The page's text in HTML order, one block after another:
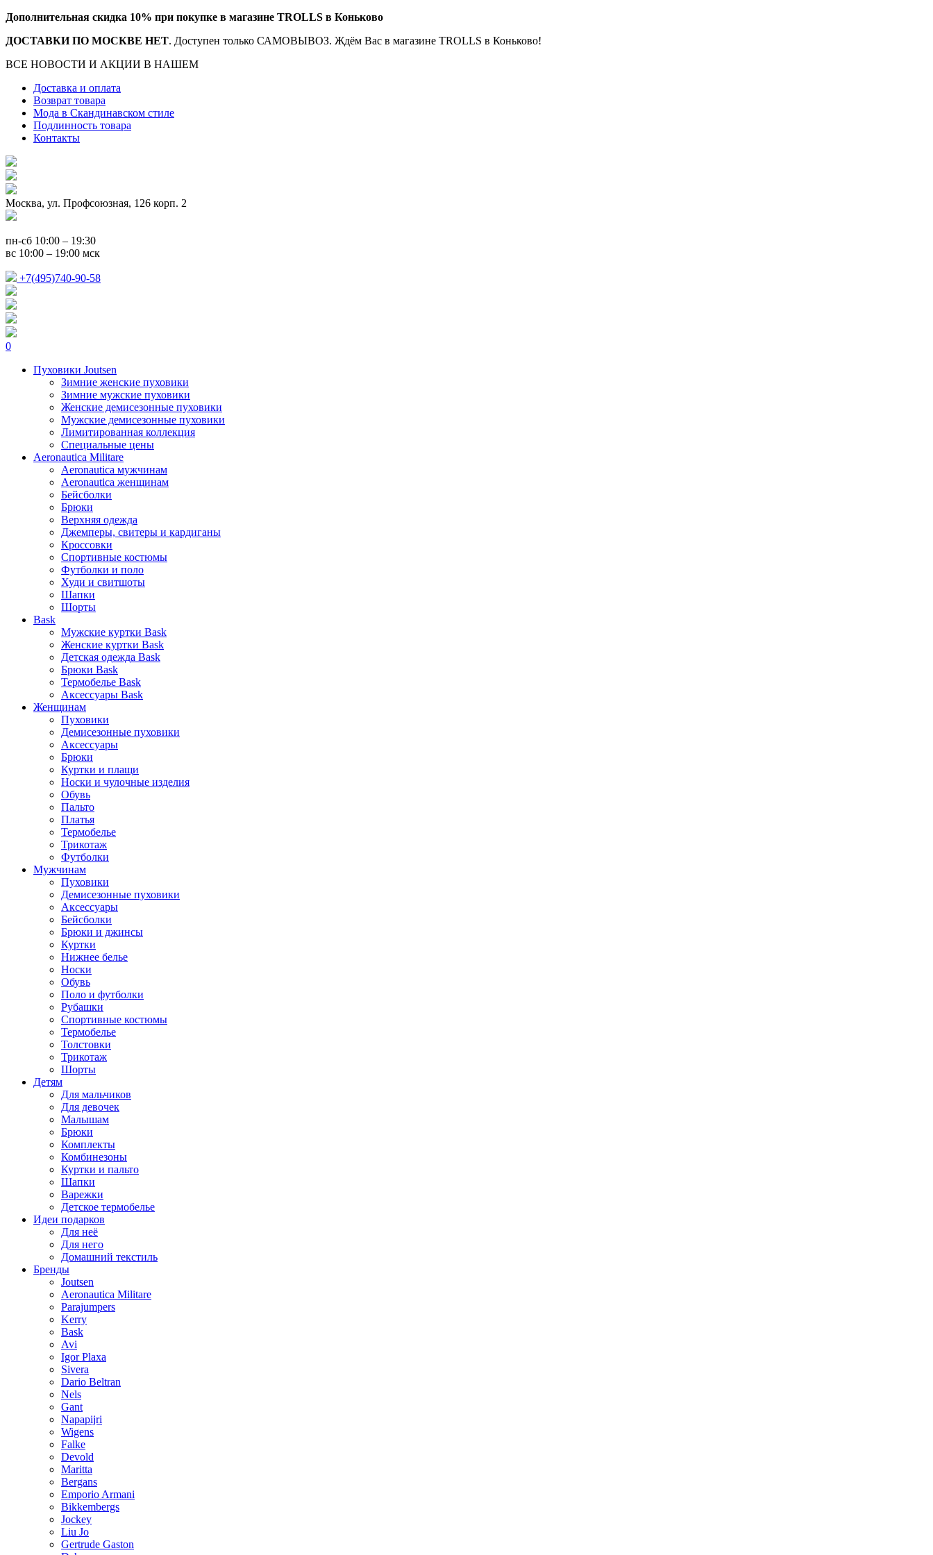
Дополнительная скидка 10% при покупке в магазине TROLLS в Коньково
ДОСТАВКИ ПО МОСКВЕ НЕТ. Доступен только САМОВЫВОЗ. Ждём Вас в магазине TROLLS в Коньково!
ВСЕ НОВОСТИ И АКЦИИ В НАШЕМ
Доставка и оплата
Возврат товара
Мода в Скандинавском стиле
Подлинность товара
Контакты
Москва, ул. Профсоюзная, 126 корп. 2
пн-сб 10:00 – 19:30
вс 10:00 – 19:00 мск
+7(495)740-90-58
0
Пуховики Joutsen
Зимние женские пуховики
Зимние мужские пуховики
Женские демисезонные пуховики
Мужские демисезонные пуховики
Лимитированная коллекция
Специальные цены
Aeronautica Militare
Aeronautica мужчинам
Aeronautica женщинам
Бейсболки
Брюки
Верхняя одежда
Джемперы, свитеры и кардиганы
Кроссовки
Спортивные костюмы
Футболки и поло
Худи и свитшоты
Шапки
Шорты
Bask
Мужские куртки Bask
Женские куртки Bask
Детская одежда Bask
Брюки Bask
Термобелье Bask
Аксессуары Bask
Женщинам
Пуховики
Демисезонные пуховики
Аксессуары
Брюки
Куртки и плащи
Носки и чулочные изделия
Обувь
Пальто
Платья
Термобелье
Трикотаж
Футболки
Мужчинам
Пуховики
Демисезонные пуховики
Аксессуары
Бейсболки
Брюки и джинсы
Куртки
Нижнее белье
Носки
Обувь
Поло и футболки
Рубашки
Спортивные костюмы
Термобелье
Толстовки
Трикотаж
Шорты
Детям
Для мальчиков
Для девочек
Малышам
Брюки
Комплекты
Комбинезоны
Куртки и пальто
Шапки
Варежки
Детское термобелье
Идеи подарков
Для неё
Для него
Домашний текстиль
Бренды
Joutsen
Aeronautica Militare
Parajumpers
Kerry
Bask
Avi
Igor Plaxa
Sivera
Dario Beltran
Nels
Gant
Napapijri
Wigens
Falke
Devold
Maritta
Bergans
Emporio Armani
Bikkembergs
Jockey
Liu Jo
Gertrude Gaston